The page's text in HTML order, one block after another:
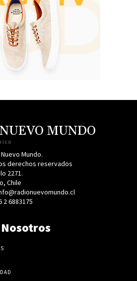
MUNDO
Mundo.
derechos reservados
2271.
Chile
2 6883175
Nosotros